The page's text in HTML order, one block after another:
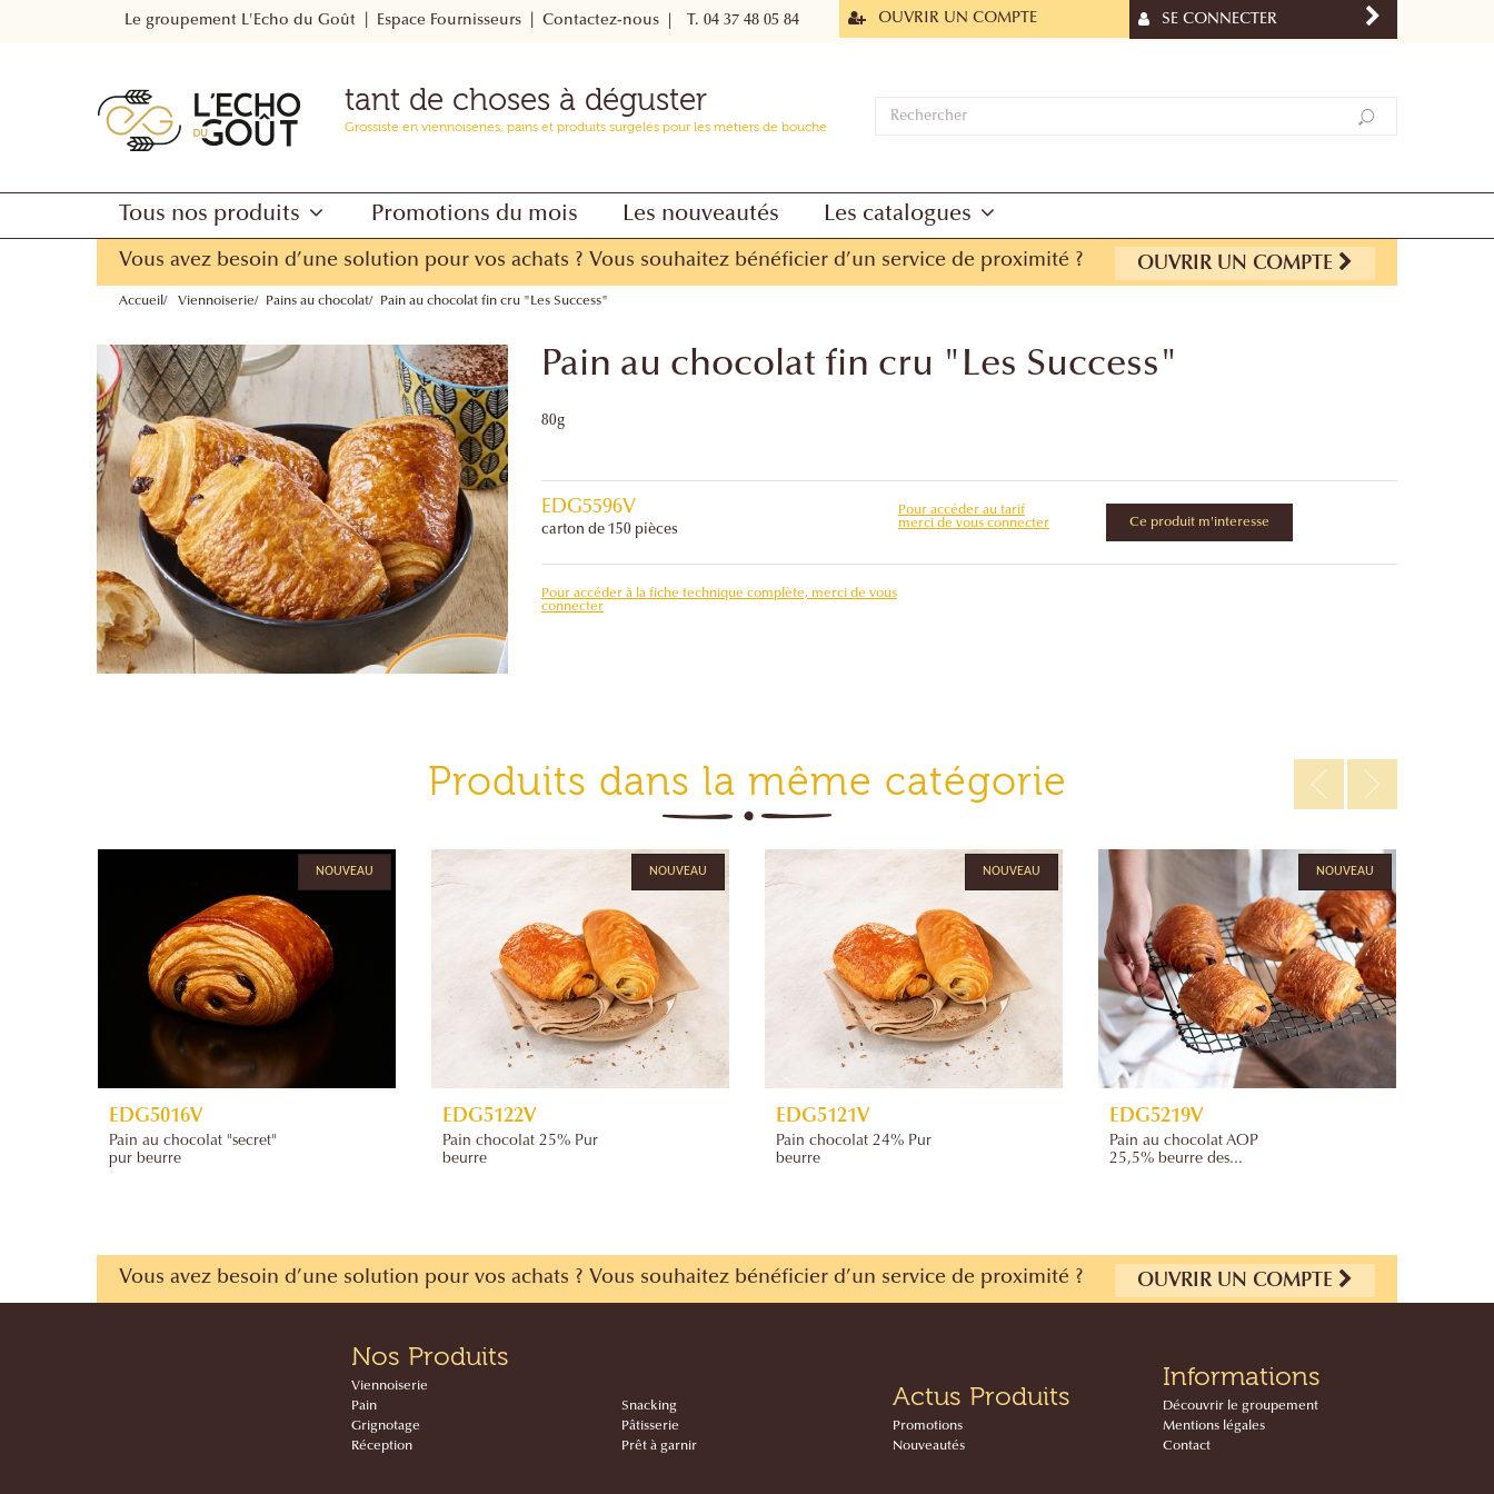
SE CONNECTER
OUVRIR UN COMPTE
T. 04 37 48 05 84
Contactez-nous
Espace Fournisseurs
Le groupement L'Echo du Goût
tant de choses à déguster
Grossiste en viennoiseries, pains et produits surgelés pour les métiers de bouche
Tous nos produits Promotions du mois Les nouveautés Les catalogues
Vous avez besoin d’une solution pour vos achats ? Vous souhaitez bénéficier d’un service de proximité ? OUVRIR UN COMPTE
Accueil Viennoiserie Pains au chocolat Pain au chocolat fin cru "Les Success"
Pain au chocolat fin cru "Les Success"
80g
EDG5596V
carton de 150 pièces
Pour accéder au tarif
merci de vous connecter
Ce produit m'interesse
Pour accéder à la fiche technique complète, merci de vous
connecter
Produits dans la même catégorie
NOUVEAU
EDG5016V
Pain au chocolat "secret"
pur beurre
NOUVEAU
EDG5122V
Pain chocolat 25% Pur
beurre
NOUVEAU
EDG5121V
Pain chocolat 24% Pur
beurre
NOUVEAU
EDG5219V
Pain au chocolat AOP
25,5% beurre des...
Vous avez besoin d’une solution pour vos achats ? Vous souhaitez bénéficier d’un service de proximité ? OUVRIR UN COMPTE
Nos Produits
Viennoiserie
Pain
Grignotage
Réception
Snacking
Pâtisserie
Prêt à garnir
Actus Produits
Promotions
Nouveautés
Informations
Découvrir le groupement
Mentions légales
Contact